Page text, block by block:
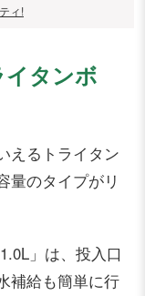
ィ!
タンボ
えるトライタン
量のタイプがリ
」は、投入口
補給も簡単に行